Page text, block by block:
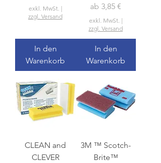
exkl. MwSt. |
zzgl. Versand
In den
Warenkorb
ab 3,85 €
Sale-Preis
exkl. MwSt. |
zzgl. Versand
In den
Warenkorb
CLEAN and
CLEVER
3M ™ Scotch-
Brite™